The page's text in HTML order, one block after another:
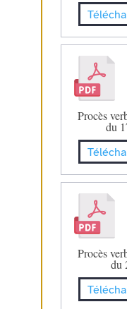
Procès
du
Procès
du